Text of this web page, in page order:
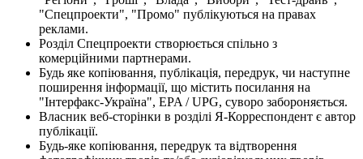
"Спецпроекти", "Промо" публікуються на правах
реклами.
Розділ Спецпроекти створюється спільно з
комерційними партнерами.
Будь яке копіювання, публікація, передрук, чи наступне
поширення інформації, що містить посилання на
"Інтерфакс-Україна", EPA / UPG, суворо забороняється.
Власник веб-сторінки в розділі Я-Корреспондент є автор
публікації.
Будь-яке копіювання, передрук та відтворення